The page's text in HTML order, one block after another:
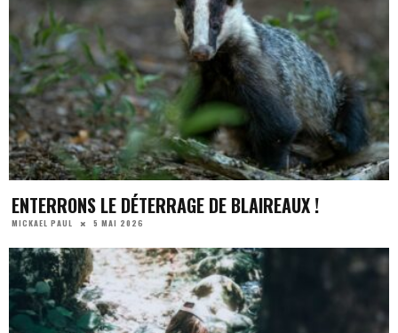
ENTERRONS LE DÉTERRAGE DE BLAIREAUX !
MICKAEL PAUL 5 MAI 2026